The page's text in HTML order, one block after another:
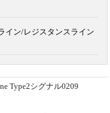
イン/レジスタンスライン
Type2シグナル0209